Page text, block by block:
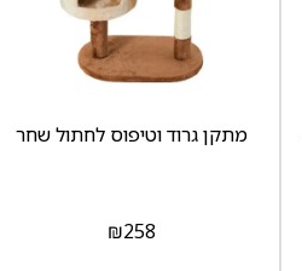
מתקן גרוד וטיפוס לחתול שחר
₪258